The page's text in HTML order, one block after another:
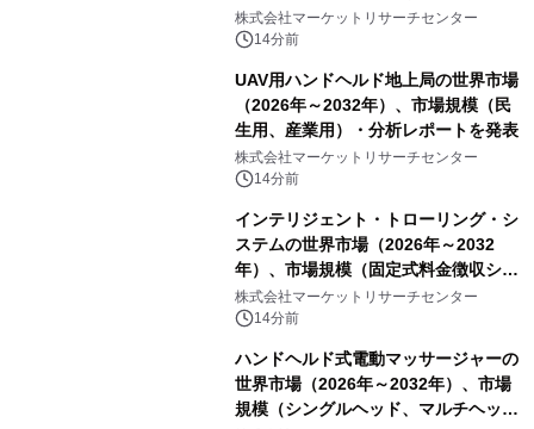
トを発表
株式会社マーケットリサーチセンター
14分前
UAV用ハンドヘルド地上局の世界市場
（2026年～2032年）、市場規模（民
生用、産業用）・分析レポートを発表
株式会社マーケットリサーチセンター
14分前
インテリジェント・トローリング・シ
ステムの世界市場（2026年～2032
年）、市場規模（固定式料金徴収シス
テム、携帯型料金徴収システム）・分
析レポートを発表
株式会社マーケットリサーチセンター
14分前
ハンドヘルド式電動マッサージャーの
世界市場（2026年～2032年）、市場
規模（シングルヘッド、マルチヘッ